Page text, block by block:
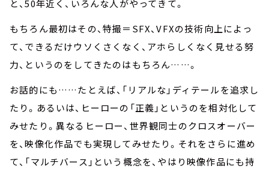
と、50年近く、いろんな人がやってきて。
もちろん最初はその、特撮＝SFX、VFXの技術向上によっ
て、できるだけウソくさくなく、アホらしくなく見せる努
力、というのをしてきたのはもちろん……。
お話的にも……たとえば、「リアルな」ディテールを追求し
たり。あるいは、ヒーローの「正義」というのを相対化して
みせたり。異なるヒーロー、世界観同士のクロスオーバー
を、映像化作品でも実現してみせたり。それをさらに進め
て、「マルチバース」という概念を、やはり映像作品にも持